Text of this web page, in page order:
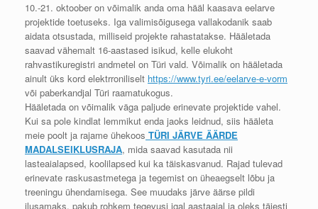
10.-21. oktoober on võimalik anda oma hääl kaasava eelarve
projektide toetuseks. Iga valimisõigusega vallakodanik saab
aidata otsustada, milliseid projekte rahastatakse. Hääletada
saavad vähemalt 16-aastased isikud, kelle elukoht
rahvastikuregistri andmetel on Türi vald. Võimalik on hääletada
ainult üks kord elektrroniliselt https://www.tyri.ee/eelarve-e-vorm
või paberkandjal Türi raamatukogus.
Hääletada on võimalik väga paljude erinevate projektide vahel.
Kui sa pole kindlat lemmikut enda jaoks leidnud, siis hääleta
meie poolt ja rajame ühekoos TÜRI JÄRVE ÄÄRDE
MADALSEIKLUSRAJA, mida saavad kasutada nii
lasteaialapsed, koolilapsed kui ka täiskasvanud. Rajad tulevad
erinevate raskusastmetega ja tegemist on üheaegselt lõbu ja
treeningu ühendamisega. See muudaks järve äärse pildi
ilusamaks, pakub rohkem tegevusi igal aastaajal ja oleks täiesti